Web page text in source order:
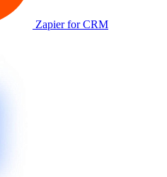
Zapier for CRM